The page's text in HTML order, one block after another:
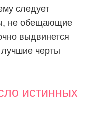
следует
не обещающие
выдвинется
черты
истинных